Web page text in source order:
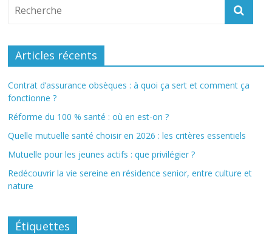
Articles récents
Contrat d’assurance obsèques : à quoi ça sert et comment ça
fonctionne ?
Réforme du 100 % santé : où en est-on ?
Quelle mutuelle santé choisir en 2026 : les critères essentiels
Mutuelle pour les jeunes actifs : que privilégier ?
Redécouvrir la vie sereine en résidence senior, entre culture et
nature
Étiquettes